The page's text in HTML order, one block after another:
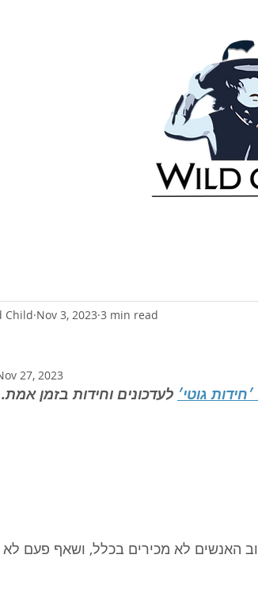
Child Nov 3, 2023 3 min read
27, 2023
גוטי׳ לעדכונים וחידות בזמן אמת.
האנשים לא מכירים בכלל, ושאף פעם לא